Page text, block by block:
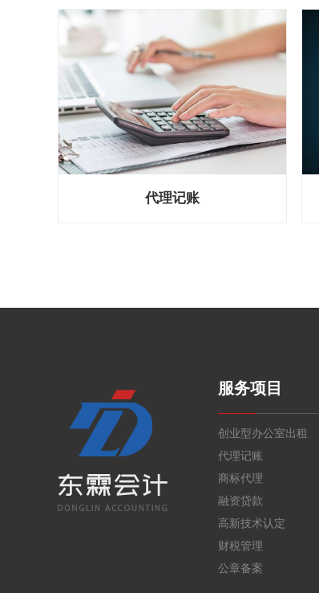
代理记账
服务项目
创业型办公室出租
代理记账
商标代理
融资贷款
高新技术认定
财税管理
公章备案